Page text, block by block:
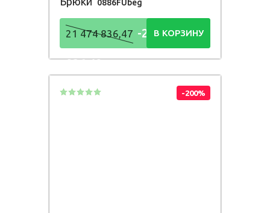
0886FUbeg
21 474 836,47 -21 474
836,48Р
В КОРЗИНУ
-200%